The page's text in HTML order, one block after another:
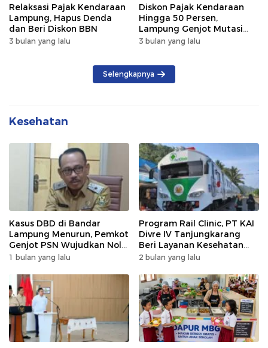
Relaksasi Pajak Kendaraan
Lampung, Hapus Denda
dan Beri Diskon BBN
3 bulan yang lalu
Diskon Pajak Kendaraan
Hingga 50 Persen,
Lampung Genjot Mutasi
Kendaraan Luar Daerah
3 bulan yang lalu
Selengkapnya
Kesehatan
Kasus DBD di Bandar
Lampung Menurun, Pemkot
Genjot PSN Wujudkan Nol
Kematian
1 bulan yang lalu
Program Rail Clinic, PT KAI
Divre IV Tanjungkarang
Beri Layanan Kesehatan
Gratis 250 Warga
2 bulan yang lalu